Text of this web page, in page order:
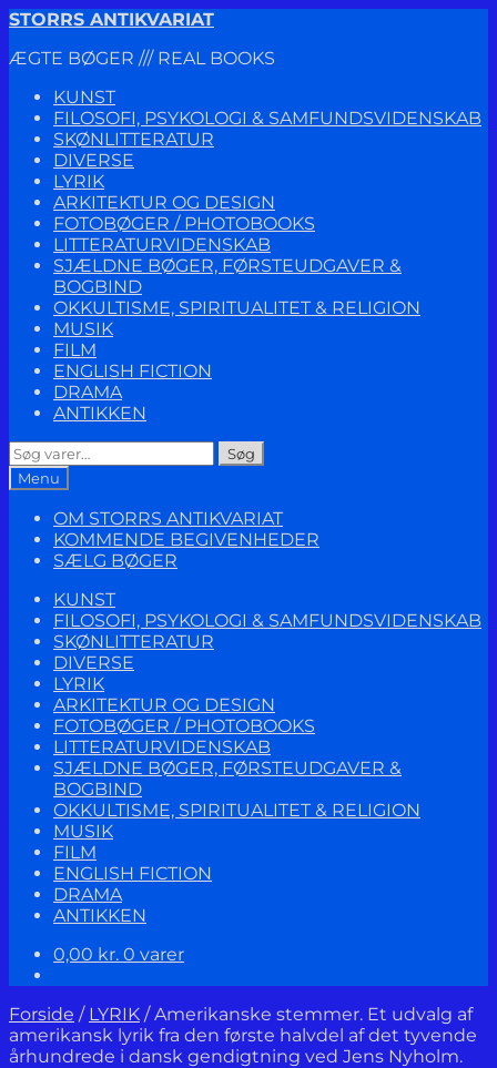
Spring
navigation
Spring
indhold
STORRS ANTIKVARIAT
ÆGTE BØGER /// REAL BOOKS
KUNST
FILOSOFI, PSYKOLOGI & SAMFUNDSVIDENSKAB
SKØNLITTERATUR
DIVERSE
LYRIK
ARKITEKTUR OG DESIGN
FOTOBØGER / PHOTOBOOKS
LITTERATURVIDENSKAB
SJÆLDNE BØGER, FØRSTEUDGAVER &
BOGBIND
OKKULTISME, SPIRITUALITET & RELIGION
MUSIK
FILM
ENGLISH FICTION
DRAMA
ANTIKKEN
Søg
efter:
Søg
Menu
OM STORRS ANTIKVARIAT
KOMMENDE BEGIVENHEDER
SÆLG BØGER
KUNST
FILOSOFI, PSYKOLOGI & SAMFUNDSVIDENSKAB
SKØNLITTERATUR
DIVERSE
LYRIK
ARKITEKTUR OG DESIGN
FOTOBØGER / PHOTOBOOKS
LITTERATURVIDENSKAB
SJÆLDNE BØGER, FØRSTEUDGAVER &
BOGBIND
OKKULTISME, SPIRITUALITET & RELIGION
MUSIK
FILM
ENGLISH FICTION
DRAMA
ANTIKKEN
0,00 kr. 0 varer
Forside / LYRIK /Amerikanske stemmer. Et udvalg af
amerikansk lyrik fra den første halvdel af det tyvende
århundrede i dansk gendigtning ved Jens Nyholm.